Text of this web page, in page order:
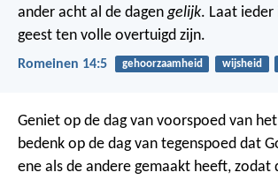
ander acht al de dagengelijk. Laat ieder
geest ten volle overtuigd zijn.
Romeinen 14:5 gehoorzaamheid wijsheid
Geniet op de dag van voorspoed van
bedenk op de dag van tegenspoed dat
ene als de andere gemaakt heeft, zodat